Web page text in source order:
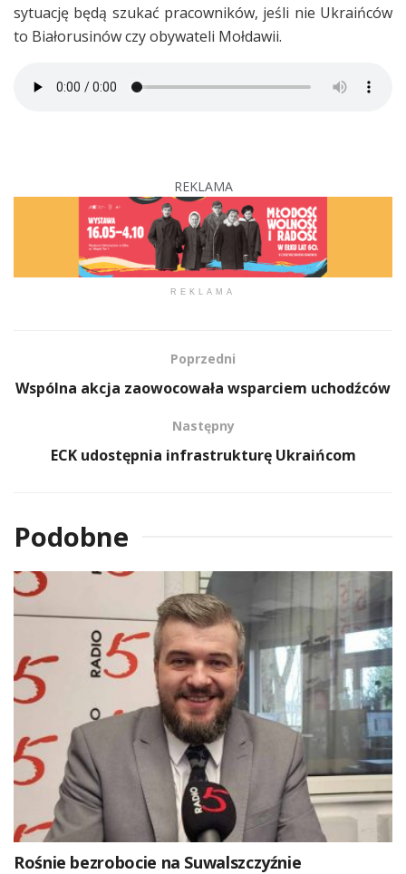
sytuację będą szukać pracowników, jeśli nie Ukraińców
to Białorusinów czy obywateli Mołdawii.
REKLAMA
REKLAMA
Poprzedni
Wspólna akcja zaowocowała wsparciem uchodźców
Następny
ECK udostępnia infrastrukturę Ukraińcom
Podobne
Rośnie bezrobocie na Suwalszczyźnie